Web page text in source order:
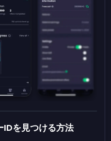
IDを見つける方法